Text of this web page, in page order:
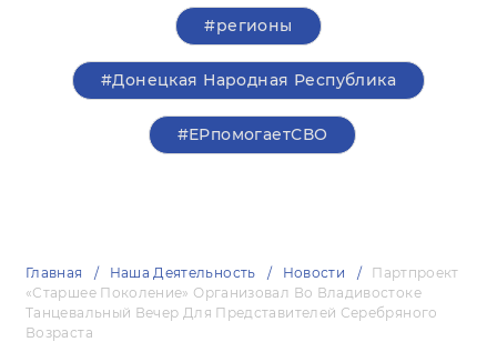
#регионы
#Донецкая Народная Республика
#ЕРпомогаетСВО
Главная Наша Деятельность Новости
Партпроект
«Старшее Поколение» Организовал Во Владивостоке
Танцевальный Вечер Для Представителей Серебряного
Возраста